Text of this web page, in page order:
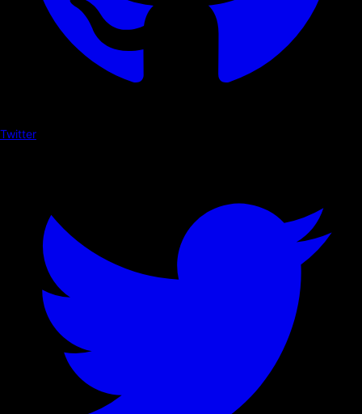
Twitter